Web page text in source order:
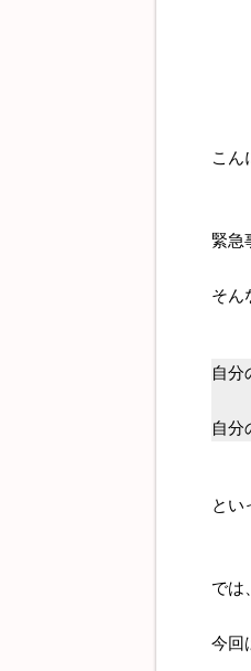
こん
緊急
そん
自分
自分
とい
では
今回